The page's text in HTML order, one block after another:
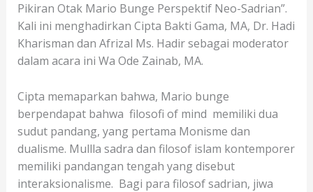
Pikiran Otak Mario Bunge Perspektif Neo-Sadrian”.
Kali ini menghadirkan Cipta Bakti Gama, MA, Dr. Hadi
Kharisman dan Afrizal Ms. Hadir sebagai moderator
dalam acara ini Wa Ode Zainab, MA.
Cipta memaparkan bahwa, Mario bunge
berpendapat bahwa filosofi of mind memiliki dua
sudut pandang, yang pertama Monisme dan
dualisme. Mullla sadra dan filosof islam kontemporer
memiliki pandangan tengah yang disebut
interaksionalisme. Bagi para filosof sadrian, jiwa